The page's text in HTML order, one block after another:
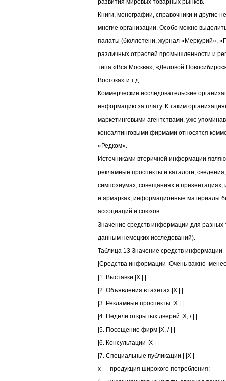
развития мировых товарных рынков.
Книги, монографии, справочники и другие
многие организации. Особо можно
палаты (бюллетени, журнал «Меркурий»,
различных отраслей промышленности и
типа «Вся Москва», «Деловой
Востока» и т.д.
Коммерческие исследовательские
информацию за плату. К таким
маркетинговыми агентствами, уже
консалтинговыми фирмами относятся
«Редком».
Источниками вторичной информации
рекламные проспекты и каталоги,
симпозиумах, совещаниях и
и ярмарках, информационные материалы
ассоциаций и союзов.
Значение средств информации для разных
данным немецких исследований).
Таблица 13 Значение средств информации
|Средства информации |Очень важно
|1. Выставки |Х | |
|2. Объявления в газетах |Х | |
|3. Рекламные проспекты |Х | |
|4. Недели открытых дверей |Х, / | |
|5. Посещение фирм |Х, / | |
|6. Консультации |Х | |
|7. Специальные публикации | |Х |
х — продукция широкого потребления;